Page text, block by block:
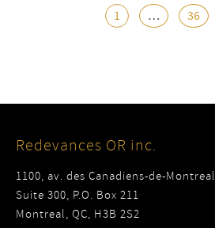
1 … 36
Redevances OR inc.
1100, av. des Canadiens-de-Montreal
Suite 300, P.O. Box 211
Montreal, QC, H3B 2S2